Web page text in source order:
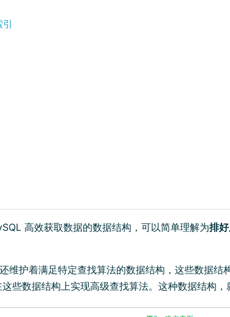
高效获取数据的数据结构，可以简单理解为排
维护着满足特定查找算法的数据结构，这些数据结
些数据结构上实现高级查找算法。这种数据结构，